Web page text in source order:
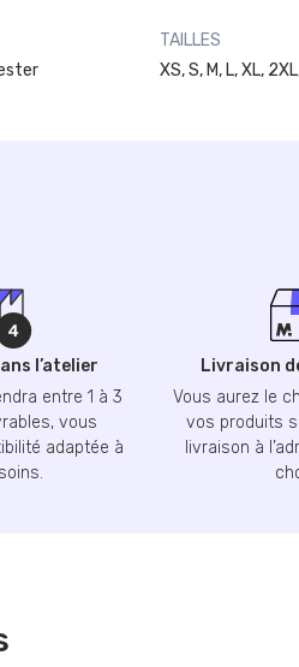
TAILLES
XS, S, M, L, XL,
l’atelier
entre 1 à 3
vous
adaptée à
Livraison
Vous aurez le
vos produits
livraison à